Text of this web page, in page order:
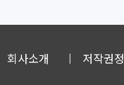
회사소개 저작권